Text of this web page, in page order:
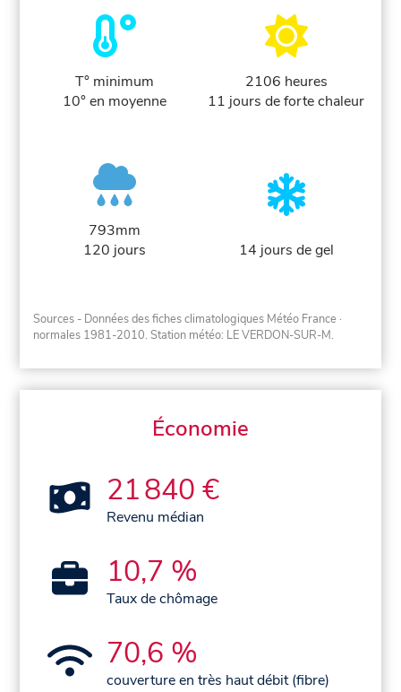
T° minimum
10° en moyenne
2106 heures
11 jours de forte chaleur
793mm
120 jours
14 jours de gel
Sources - Données des fiches climatologiques Météo France ·
normales 1981-2010. Station météo: LE VERDON-SUR-M.
Économie
21 840 €
Revenu médian
10,7 %
Taux de chômage
70,6 %
couverture en très haut débit (fibre)